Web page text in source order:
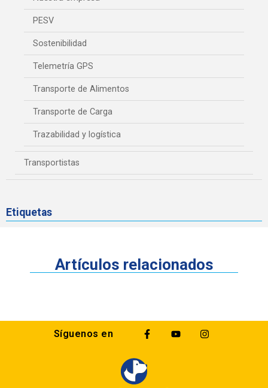
PESV
Sostenibilidad
Telemetría GPS
Transporte de Alimentos
Transporte de Carga
Trazabilidad y logística
Transportistas
Etiquetas
Artículos relacionados
Síguenos en